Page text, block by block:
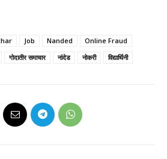
Job Nanded
Online Fraud
गोदातीर समाचार नांदेड नोकरी विद्यार्थिनी